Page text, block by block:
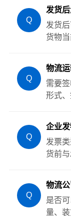
Q
发货后
发货
货物
Q
物流运
需要
形式、
Q
企业发
发票
货前与
Q
物流公
是否
量、